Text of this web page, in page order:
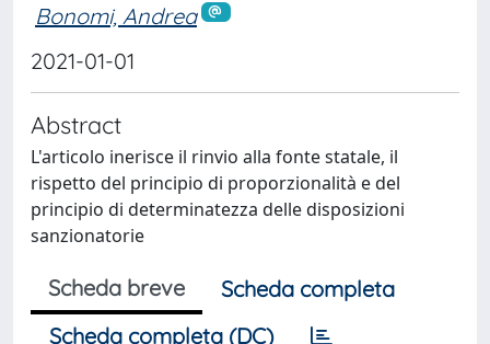
Bonomi, Andrea
2021-01-01
Abstract
L'articolo inerisce il rinvio alla fonte statale, il
rispetto del principio di proporzionalità e del
principio di determinatezza delle disposizioni
sanzionatorie
Scheda breve
Scheda completa
Scheda completa (DC)